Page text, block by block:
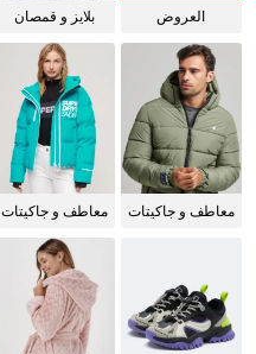
العروض
بلايز و قمصان
معاطف و جاكيتات
معاطف و جاكيتات